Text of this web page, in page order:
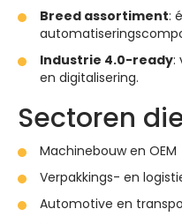
Breed assortiment:
Industrie 4.0-ready:
en digitalisering.
Sectoren
Machinebouw en OEM
Verpakkings- en
Automotive en